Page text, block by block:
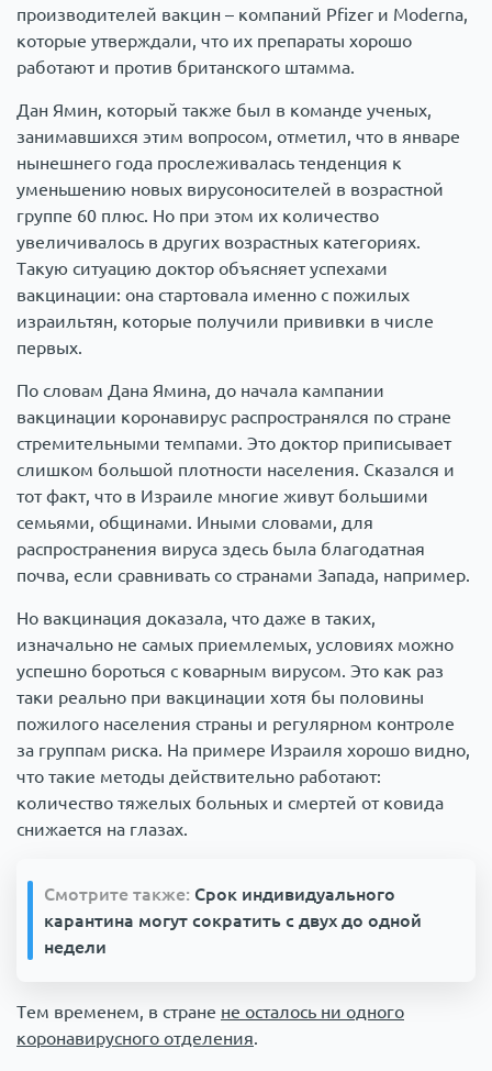
производителей вакцин – компаний Pfizer и Moderna,
которые утверждали, что их препараты хорошо
работают и против британского штамма.
Дан Ямин, который также был в команде ученых,
занимавшихся этим вопросом, отметил, что в январе
нынешнего года прослеживалась тенденция к
уменьшению новых вирусоносителей в возрастной
группе 60 плюс. Но при этом их количество
увеличивалось в других возрастных категориях.
Такую ситуацию доктор объясняет успехами
вакцинации: она стартовала именно с пожилых
израильтян, которые получили прививки в числе
первых.
По словам Дана Ямина, до начала кампании
вакцинации коронавирус распространялся по стране
стремительными темпами. Это доктор приписывает
слишком большой плотности населения. Сказался и
тот факт, что в Израиле многие живут большими
семьями, общинами. Иными словами, для
распространения вируса здесь была благодатная
почва, если сравнивать со странами Запада, например.
Но вакцинация доказала, что даже в таких,
изначально не самых приемлемых, условиях можно
успешно бороться с коварным вирусом. Это как раз
таки реально при вакцинации хотя бы половины
пожилого населения страны и регулярном контроле
за группам риска. На примере Израиля хорошо видно,
что такие методы действительно работают:
количество тяжелых больных и смертей от ковида
снижается на глазах.
Смотрите также: Срок индивидуального
карантина могут сократить с двух до одной
недели
Тем временем, в стране не осталось ни одного
коронавирусного отделения.